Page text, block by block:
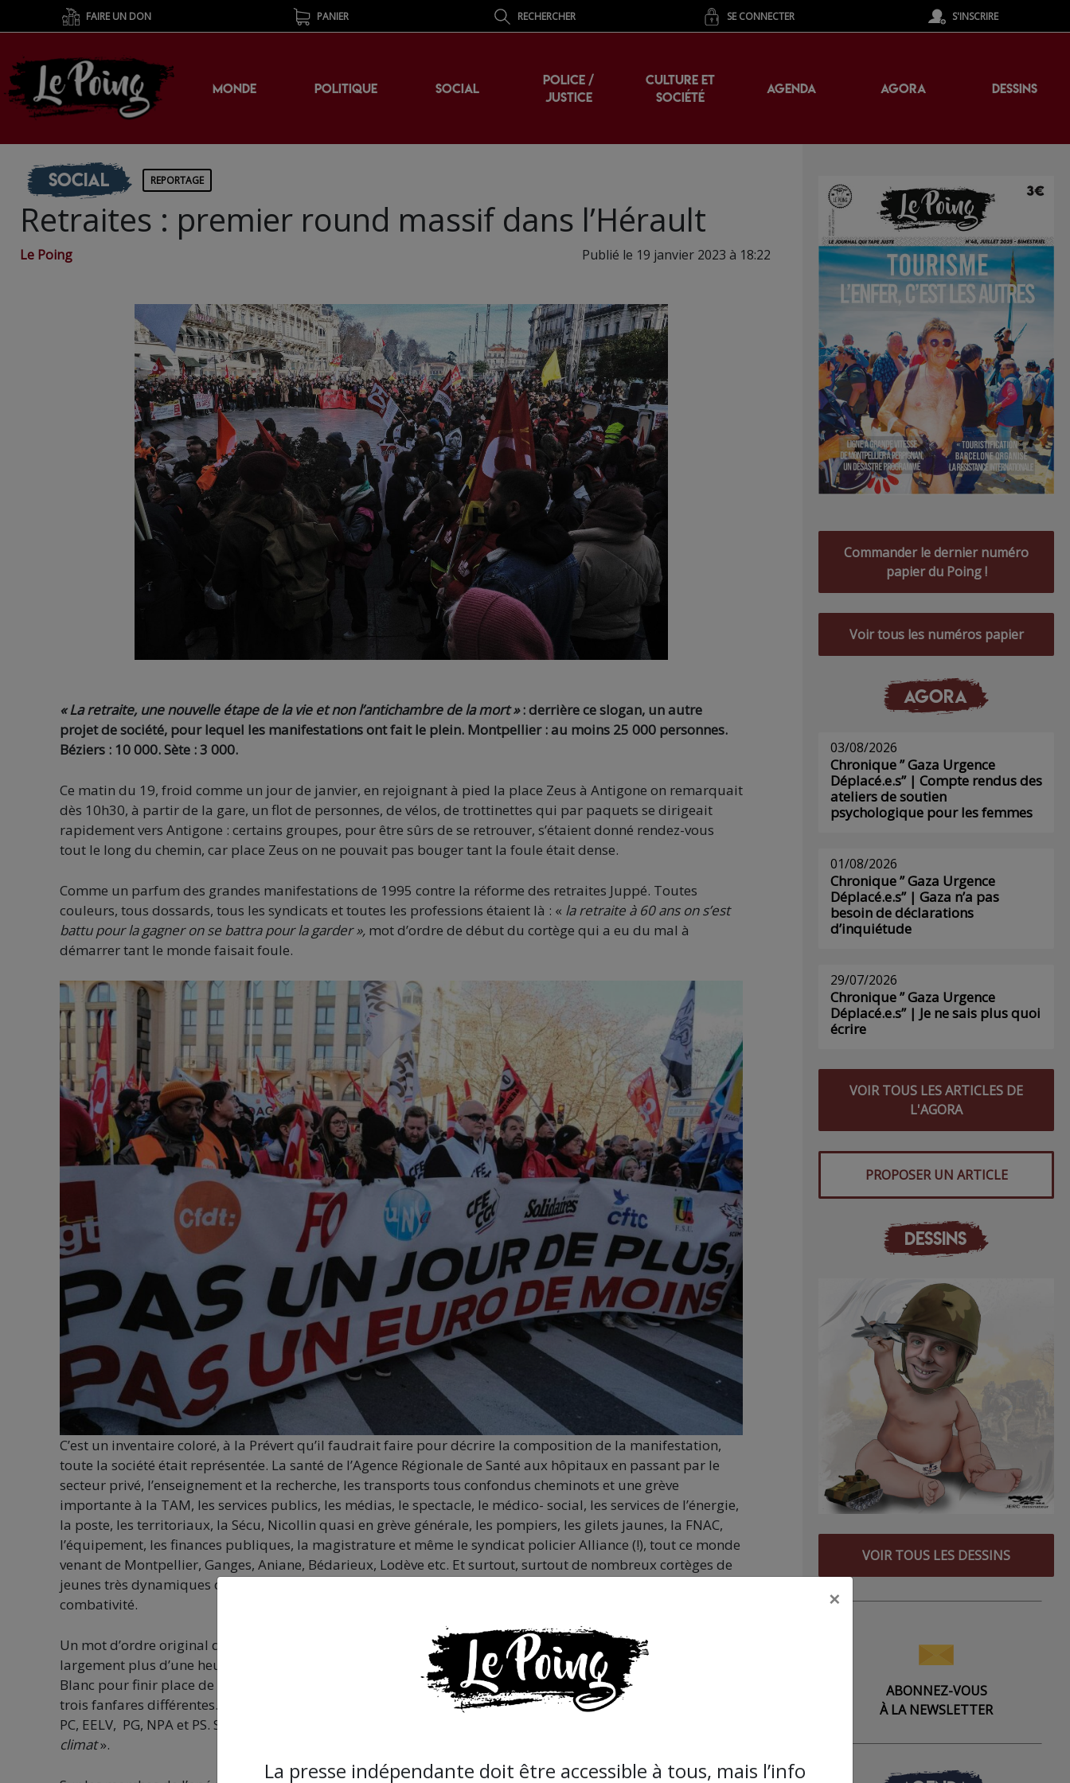
FAIRE UN DON PANIER RECHERCHER SE CONNECTER S'INSCRIRE
MONDE POLITIQUE SOCIAL
POLICE /
JUSTICE
CULTURE ET
SOCIÉTÉ
AGENDA AGORA DESSINS
Social REPORTAGE
Retraites : premier round massif dans l’Hérault
Le Poing Publié le 19 janvier 2023 à 18:22
« La retraite, une nouvelle étape de la vie et non l’antichambre de la mort »: derrière ce slogan, un autre
projet de société, pour lequel les manifestations ont fait le plein. Montpellier : au moins 25 000 personnes.
Béziers : 10 000. Sète : 3 000.
Ce matin du 19, froid comme un jour de janvier, en rejoignant à pied la place Zeus à Antigone on remarquait
dès 10h30, à partir de la gare, un flot de personnes, de vélos, de trottinettes qui par paquets se dirigeait
rapidement vers Antigone : certains groupes, pour être sûrs de se retrouver, s’étaient donné rendez-vous
tout le long du chemin, car place Zeus on ne pouvait pas bouger tant la foule était dense.
Comme un parfum des grandes manifestations de 1995 contre la réforme des retraites Juppé. Toutes
couleurs, tous dossards, tous les syndicats et toutes les professions étaient là : « la retraite à 60 ans on s’est
battu pour la gagner on se battra pour la garder », mot d’ordre de début du cortège qui a eu du mal à
démarrer tant le monde faisait foule.
C’est un inventaire coloré, à la Prévert qu’il faudrait faire pour décrire la composition de la manifestation,
toute la société était représentée. La santé de l’Agence Régionale de Santé aux hôpitaux en passant par le
secteur privé, l’enseignement et la recherche, les transports tous confondus cheminots et une grève
importante à la TAM, les services publics, les médias, le spectacle, le médico- social, les services de l’énergie,
la poste, les territoriaux, la Sécu, Nicollin quasi en grève générale, les pompiers, les gilets jaunes, la FNAC,
l’équipement, les finances publiques, la magistrature et même le syndicat policier Alliance (!), tout ce monde
venant de Montpellier, Ganges, Aniane, Bédarieux, Lodève etc. Et surtout, surtout de nombreux cortèges de
jeunes très dynamiques où le Syndicat de Combat Universitaire de Montpellier se distinguait par sa
combativité.
Un mot d’ordre original dans le cortège : « la retraite avant l’arthrose »
! La manifestation qui mettait
largement plus d’une heure à s’écouler sur sa longueur, d’Antigone à la gare, au Peyrou, au boulevard Louis
Blanc pour finir place de la Comédie, était par moments assez plan-plan, ou et animé à d’autres endroits par
trois fanfares différentes. Les partis et organisations politiques étaient de sortie également, de LO à LFI, au
PC, EELV, PG, NPA et PS. Soulignons un mot d’ordre plus que d’actualité : « C
climat».
Commander le dernier numéro
papier du Poing !
Voir tous les numéros papier
AGORA
03/08/2026
Chronique ” Gaza Urgence
Déplacé.e.s” | Compte rendus des
ateliers de soutien
psychologique pour les femmes
01/08/2026
Chronique ” Gaza Urgence
Déplacé.e.s” | Gaza n’a pas
besoin de déclarations
d’inquiétude
29/07/2026
Chronique ” Gaza Urgence
Déplacé.e.s” | Je ne sais plus quoi
écrire
VOIR TOUS LES ARTICLES DE
L'AGORA
PROPOSER UN ARTICLE
DESSINS
VOIR TOUS LES DESSINS
ABONNEZ-VOUS
À LA NEWSLETTER
×
La presse indépendante doit être accessible à tous, mais l’info